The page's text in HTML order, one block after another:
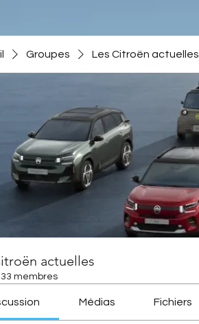
Groupes Les Citroën actuelles
actuelles
33 membres
Médias Fichiers